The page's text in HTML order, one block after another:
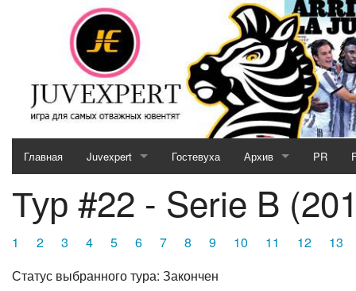
Главная Juvexpert
Serie A (2026 / 2027)
Гостевуха Архив
2025/2026
PR
Тур #22 - Serie B
1 2 3 4 5 6 7 8 9 10 11 12
13
Статус выбранного тура: Закончен